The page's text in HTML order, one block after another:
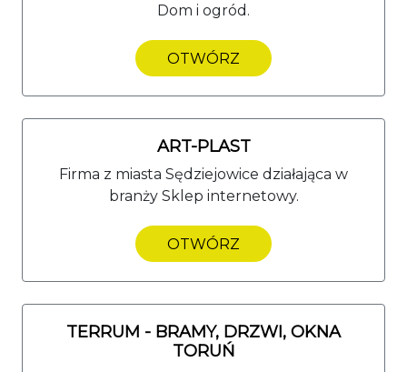
Dom i ogród.
OTWÓRZ
ART-PLAST
Firma z miasta Sędziejowice działająca w
branży Sklep internetowy.
OTWÓRZ
TERRUM - BRAMY, DRZWI, OKNA
TORUŃ